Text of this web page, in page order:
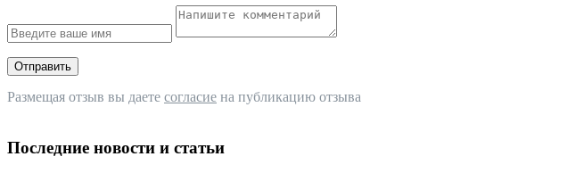
Отправить
Размещая отзыв вы даете согласие на публикацию отзыва
Последние новости и статьи